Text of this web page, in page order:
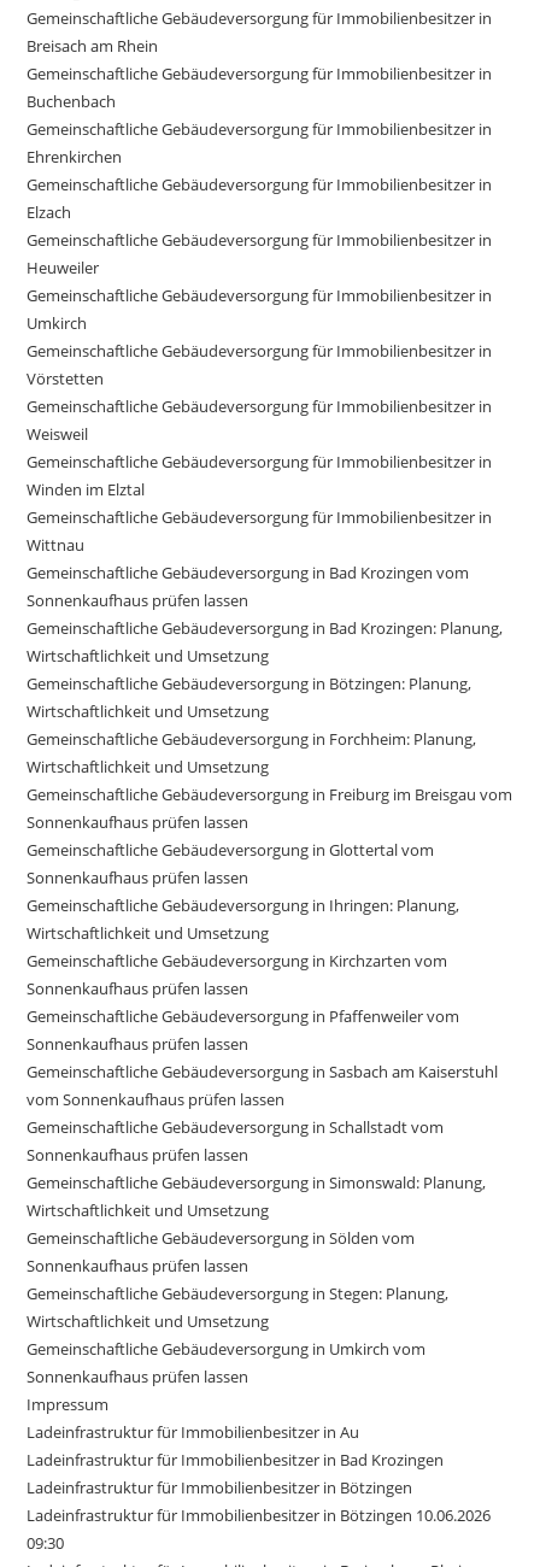
Gemeinschaftliche Gebäudeversorgung für Immobilienbesitzer in
Breisach am Rhein
Gemeinschaftliche Gebäudeversorgung für Immobilienbesitzer in
Buchenbach
Gemeinschaftliche Gebäudeversorgung für Immobilienbesitzer in
Ehrenkirchen
Gemeinschaftliche Gebäudeversorgung für Immobilienbesitzer in
Elzach
Gemeinschaftliche Gebäudeversorgung für Immobilienbesitzer in
Heuweiler
Gemeinschaftliche Gebäudeversorgung für Immobilienbesitzer in
Umkirch
Gemeinschaftliche Gebäudeversorgung für Immobilienbesitzer in
Vörstetten
Gemeinschaftliche Gebäudeversorgung für Immobilienbesitzer in
Weisweil
Gemeinschaftliche Gebäudeversorgung für Immobilienbesitzer in
Winden im Elztal
Gemeinschaftliche Gebäudeversorgung für Immobilienbesitzer in
Wittnau
Gemeinschaftliche Gebäudeversorgung in Bad Krozingen vom
Sonnenkaufhaus prüfen lassen
Gemeinschaftliche Gebäudeversorgung in Bad Krozingen: Planung,
Wirtschaftlichkeit und Umsetzung
Gemeinschaftliche Gebäudeversorgung in Bötzingen: Planung,
Wirtschaftlichkeit und Umsetzung
Gemeinschaftliche Gebäudeversorgung in Forchheim: Planung,
Wirtschaftlichkeit und Umsetzung
Gemeinschaftliche Gebäudeversorgung in Freiburg im Breisgau vom
Sonnenkaufhaus prüfen lassen
Gemeinschaftliche Gebäudeversorgung in Glottertal vom
Sonnenkaufhaus prüfen lassen
Gemeinschaftliche Gebäudeversorgung in Ihringen: Planung,
Wirtschaftlichkeit und Umsetzung
Gemeinschaftliche Gebäudeversorgung in Kirchzarten vom
Sonnenkaufhaus prüfen lassen
Gemeinschaftliche Gebäudeversorgung in Pfaffenweiler vom
Sonnenkaufhaus prüfen lassen
Gemeinschaftliche Gebäudeversorgung in Sasbach am Kaiserstuhl
vom Sonnenkaufhaus prüfen lassen
Gemeinschaftliche Gebäudeversorgung in Schallstadt vom
Sonnenkaufhaus prüfen lassen
Gemeinschaftliche Gebäudeversorgung in Simonswald: Planung,
Wirtschaftlichkeit und Umsetzung
Gemeinschaftliche Gebäudeversorgung in Sölden vom
Sonnenkaufhaus prüfen lassen
Gemeinschaftliche Gebäudeversorgung in Stegen: Planung,
Wirtschaftlichkeit und Umsetzung
Gemeinschaftliche Gebäudeversorgung in Umkirch vom
Sonnenkaufhaus prüfen lassen
Impressum
Ladeinfrastruktur für Immobilienbesitzer in Au
Ladeinfrastruktur für Immobilienbesitzer in Bad Krozingen
Ladeinfrastruktur für Immobilienbesitzer in Bötzingen
Ladeinfrastruktur für Immobilienbesitzer in Bötzingen 10.06.2026
09:30